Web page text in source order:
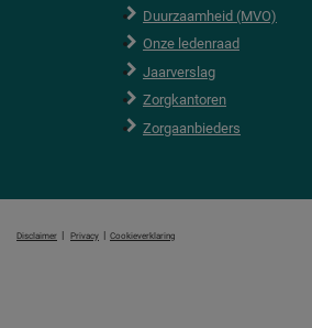
Duurzaamheid (MVO)
Onze ledenraad
Jaarverslag
Zorgkantoren
Zorgaanbieders
Disclaimer | Privacy | Cookieverklaring